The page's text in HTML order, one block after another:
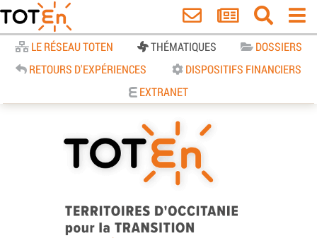
LE RÉSEAU TOTEN THÉMATIQUES
DOSSIERS
RETOURS D'EXPÉRIENCES
DISPOSITIFS FINANCIERS
EXTRANET